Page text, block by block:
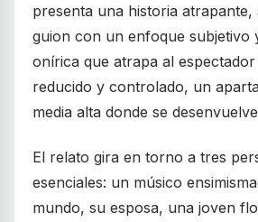
presenta una historia
guion con un enfoque subjetivo
onírica que atrapa al
reducido y controlado, un
media alta donde se
El relato gira en torno a tres
esenciales: un músico
mundo, su esposa, una joven